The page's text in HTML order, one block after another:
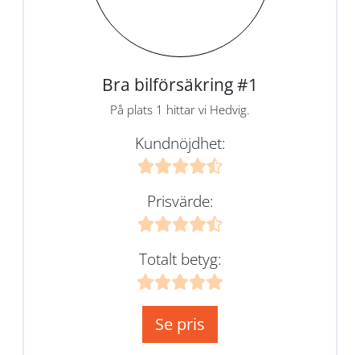
Bra bilförsäkring #1
På plats 1 hittar vi Hedvig.
Kundnöjdhet:
Prisvärde:
Totalt betyg:
Se pris